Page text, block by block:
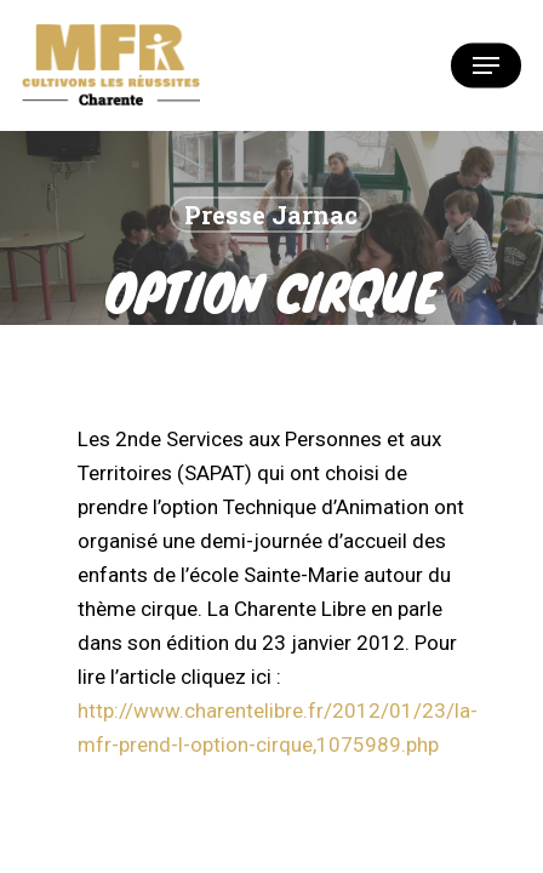
main
Menu
Presse Jarnac
OPTION CIRQUE
DU BAC PRO
SAPAT
Les 2nde Services aux Personnes et aux
Territoires (SAPAT) qui ont choisi de
prendre l’option Technique d’Animation ont
organisé une demi-journée d’accueil des
enfants de l’école Sainte-Marie autour du
thème cirque. La Charente Libre en parle
dans son édition du 23 janvier 2012. Pour
lire l’article cliquez ici :
http://www.charentelibre.fr/2012/01/23/la-
mfr-prend-l-option-cirque,1075989.php
Close